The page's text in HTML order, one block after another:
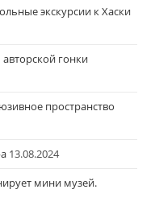
экскурсии к Хаски
гонки
пространство
13.08.2024
мини музей.